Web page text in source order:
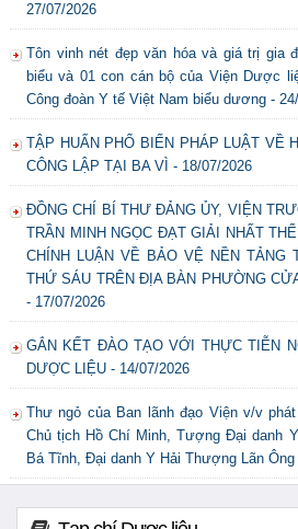
27/07/2026
Tôn vinh nét đẹp văn hóa và giá trị gia
biểu và 01 con cán bộ của Viện Dược
Công đoàn Y tế Việt Nam biểu dương -
TẬP HUẤN PHỔ BIẾN PHÁP LUẬT VỀ
CÔNG LẬP TẠI BA VÌ - 18/07/2026
ĐỒNG CHÍ BÍ THƯ ĐẢNG ỦY, VIỆN
TRẦN MINH NGỌC ĐẠT GIẢI NHẤT
CHÍNH LUẬN VỀ BẢO VỆ NỀN TẢNG
THỨ SÁU TRÊN ĐỊA BÀN PHƯỜNG
- 17/07/2026
GẮN KẾT ĐÀO TẠO VỚI THỰC TIỄN
DƯỢC LIỆU - 14/07/2026
Thư ngỏ của Ban lãnh đạo Viện v/v
Chủ tịch Hồ Chí Minh, Tượng Đại danh
Bá Tĩnh, Đại danh Y Hải Thượng Lãn